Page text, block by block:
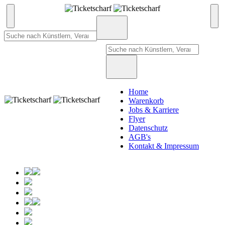
Home
Warenkorb
Jobs & Karriere
Flyer
Datenschutz
AGB's
Kontakt & Impressum